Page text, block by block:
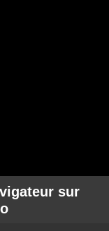
sur